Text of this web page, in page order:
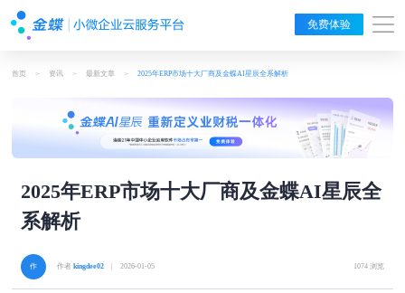
免费体验
首页 > 资讯 > 最新文章 > 2025年ERP市场十大厂商及金蝶AI星辰全系解析
2025年ERP市场十大厂商及金蝶AI星辰全
系解析
作者kingdee02 | 2026-01-05 1074 浏览